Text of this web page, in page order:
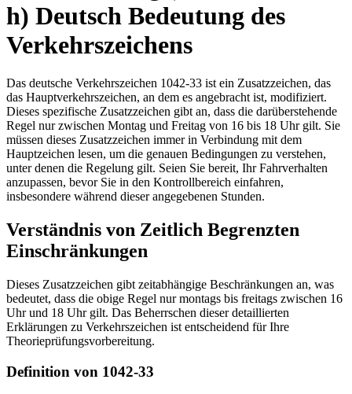
h) Deutsch Bedeutung des
Verkehrszeichens
Das deutsche Verkehrszeichen 1042-33 ist ein Zusatzzeichen, das
das Hauptverkehrszeichen, an dem es angebracht ist, modifiziert.
Dieses spezifische Zusatzzeichen gibt an, dass die darüberstehende
Regel nur zwischen Montag und Freitag von 16 bis 18 Uhr gilt. Sie
müssen dieses Zusatzzeichen immer in Verbindung mit dem
Hauptzeichen lesen, um die genauen Bedingungen zu verstehen,
unter denen die Regelung gilt. Seien Sie bereit, Ihr Fahrverhalten
anzupassen, bevor Sie in den Kontrollbereich einfahren,
insbesondere während dieser angegebenen Stunden.
Verständnis von Zeitlich Begrenzten
Einschränkungen
Dieses Zusatzzeichen gibt zeitabhängige Beschränkungen an, was
bedeutet, dass die obige Regel nur montags bis freitags zwischen 16
Uhr und 18 Uhr gilt. Das Beherrschen dieser detaillierten
Erklärungen zu Verkehrszeichen ist entscheidend für Ihre
Theorieprüfungsvorbereitung.
Definition von 1042-33